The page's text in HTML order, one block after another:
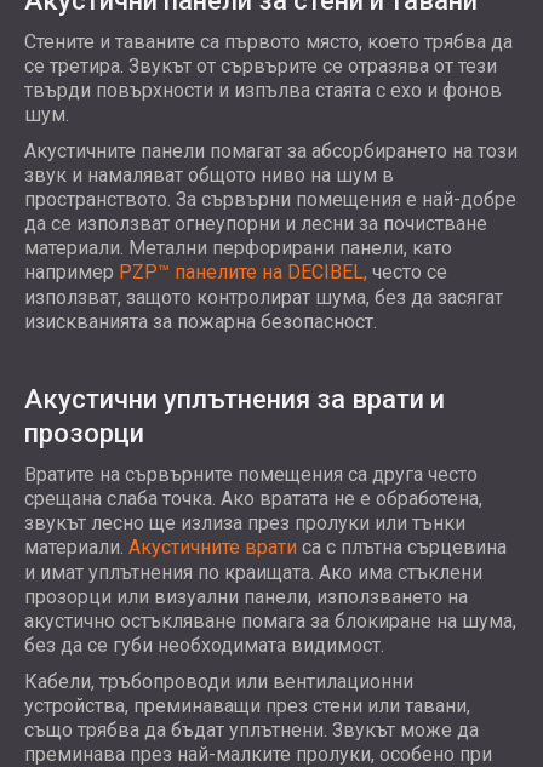
Стените и таваните са първото място, което трябва да
се третира. Звукът от сървърите се отразява от тези
твърди повърхности и изпълва стаята с ехо и фонов
шум.
Акустичните панели помагат за абсорбирането на този
звук и намаляват общото ниво на шум в
пространството. За сървърни помещения е най-добре
да се използват огнеупорни и лесни за почистване
материали. Метални перфорирани панели, като
например PZP™ панелите на DECIBEL, често се
използват, защото контролират шума, без да засягат
изискванията за пожарна безопасност.
Акустични уплътнения за врати и
прозорци
Вратите на сървърните помещения са друга често
срещана слаба точка. Ако вратата не е обработена,
звукът лесно ще излиза през пролуки или тънки
материали. Акустичните врати са с плътна сърцевина
и имат уплътнения по краищата. Ако има стъклени
прозорци или визуални панели, използването на
акустично остъкляване помага за блокиране на шума,
без да се губи необходимата видимост.
Кабели, тръбопроводи или вентилационни
устройства, преминаващи през стени или тавани,
също трябва да бъдат уплътнени. Звукът може да
преминава през най-малките пролуки, особено при